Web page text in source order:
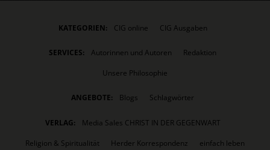
KATEGORIEN: CIG online CIG Ausgaben
SERVICES: Autorinnen und Autoren
Redaktion
Unsere Philosophie
ANGEBOTE: Blogs Schlagwörter
VERLAG:
Media Sales CHRIST IN DER GEGENWART
Religion & Spiritualität
Herder Korrespondenz
einfach leben